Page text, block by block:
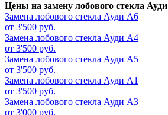
Цены на замену лобового стекла Ауди
Замена лобового стекла Ауди А6
от 3'500 руб.
Замена лобового стекла Ауди А4
от 3'500 руб.
Замена лобового стекла Ауди А5
от 3'500 руб.
Замена лобового стекла Ауди А1
от 3'500 руб.
Замена лобового стекла Ауди А3
от 3'000 руб.